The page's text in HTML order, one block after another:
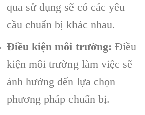
qua sử dụng sẽ có các yêu
cầu chuẩn bị khác nhau.
Điều kiện môi trường: Điều
kiện môi trường làm việc sẽ
ảnh hưởng đến lựa chọn
phương pháp chuẩn bị.